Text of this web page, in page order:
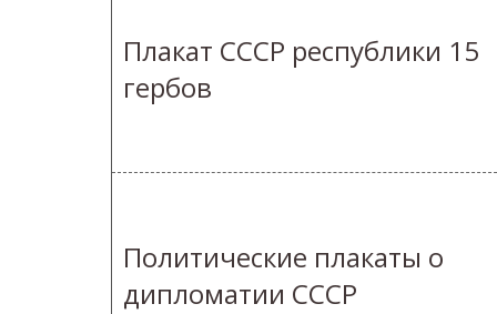
Плакат СССР республики 15
гербов
Политические плакаты о
дипломатии СССР